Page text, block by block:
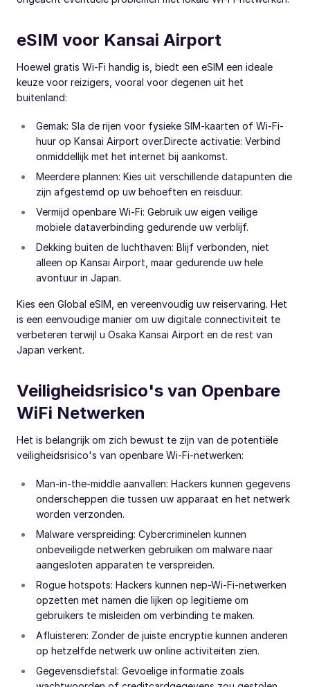
eSIM voor Kansai Airport
Hoewel gratis Wi-Fi handig is, biedt een eSIM een ideale
keuze voor reizigers, vooral voor degenen uit het
buitenland:
Gemak: Sla de rijen voor fysieke SIM-kaarten of Wi-Fi-
huur op Kansai Airport over.Directe activatie: Verbind
onmiddellijk met het internet bij aankomst.
Meerdere plannen: Kies uit verschillende datapunten die
zijn afgestemd op uw behoeften en reisduur.
Vermijd openbare Wi-Fi: Gebruik uw eigen veilige
mobiele dataverbinding gedurende uw verblijf.
Dekking buiten de luchthaven: Blijf verbonden, niet
alleen op Kansai Airport, maar gedurende uw hele
avontuur in Japan.
Kies een Global eSIM, en vereenvoudig uw reiservaring. Het
is een eenvoudige manier om uw digitale connectiviteit te
verbeteren terwijl u Osaka Kansai Airport en de rest van
Japan verkent.
Veiligheidsrisico's van Openbare
WiFi Netwerken
Het is belangrijk om zich bewust te zijn van de potentiële
veiligheidsrisico's van openbare Wi-Fi-netwerken:
Man-in-the-middle aanvallen: Hackers kunnen gegevens
onderscheppen die tussen uw apparaat en het netwerk
worden verzonden.
Malware verspreiding: Cybercriminelen kunnen
onbeveiligde netwerken gebruiken om malware naar
aangesloten apparaten te verspreiden.
Rogue hotspots: Hackers kunnen nep-Wi-Fi-netwerken
opzetten met namen die lijken op legitieme om
gebruikers te misleiden om verbinding te maken.
Afluisteren: Zonder de juiste encryptie kunnen anderen
op hetzelfde netwerk uw online activiteiten zien.
Gegevensdiefstal: Gevoelige informatie zoals